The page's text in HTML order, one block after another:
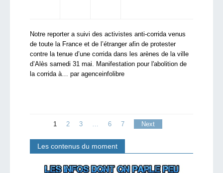
Notre reporter a suivi des activistes anti-corrida venus
de toute la France et de l’étranger afin de protester
contre la tenue d’une corrida dans les arènes de la ville
d’Alès samedi 31 mai. Manifestation pour l'abolition de
la corrida à… par agenceinfolibre
1 2 3 … 6 7 Next
Les contenus du moment